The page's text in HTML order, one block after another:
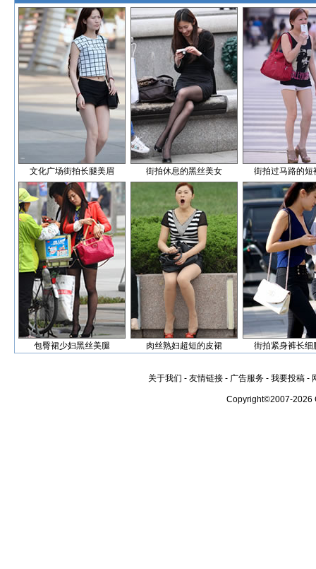
文化广场街拍长腿美眉 街拍休息的黑丝美女 街拍过马路的短
包臀裙少妇黑丝美腿 肉丝熟妇超短的皮裙 街拍紧身裤长细
关于我们 - 友情链接 - 广告服务 - 我要投稿 -
Copyright©2007-2026